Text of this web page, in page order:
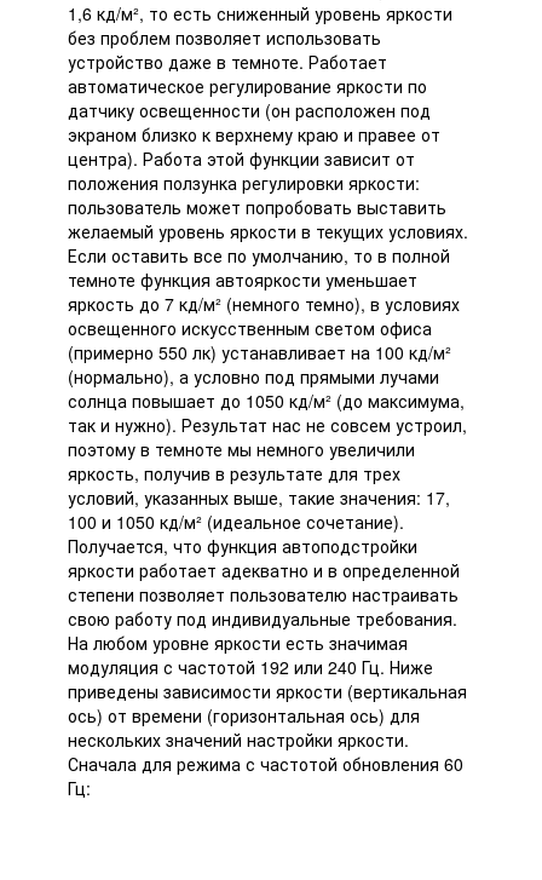
1,6 кд/м², то есть сниженный уровень яркости
без проблем позволяет использовать
устройство даже в темноте. Работает
автоматическое регулирование яркости по
датчику освещенности (он расположен под
экраном близко к верхнему краю и правее от
центра). Работа этой функции зависит от
положения ползунка регулировки яркости:
пользователь может попробовать выставить
желаемый уровень яркости в текущих условиях.
Если оставить все по умолчанию, то в полной
темноте функция автояркости уменьшает
яркость до 7 кд/м² (немного темно), в условиях
освещенного искусственным светом офиса
(примерно 550 лк) устанавливает на 100 кд/м²
(нормально), а условно под прямыми лучами
солнца повышает до 1050 кд/м² (до максимума,
так и нужно). Результат нас не совсем устроил,
поэтому в темноте мы немного увеличили
яркость, получив в результате для трех
условий, указанных выше, такие значения: 17,
100 и 1050 кд/м² (идеальное сочетание).
Получается, что функция автоподстройки
яркости работает адекватно и в определенной
степени позволяет пользователю настраивать
свою работу под индивидуальные требования.
На любом уровне яркости есть значимая
модуляция с частотой 192 или 240 Гц. Ниже
приведены зависимости яркости (вертикальная
ось) от времени (горизонтальная ось) для
нескольких значений настройки яркости.
Сначала для режима с частотой обновления 60
Гц: